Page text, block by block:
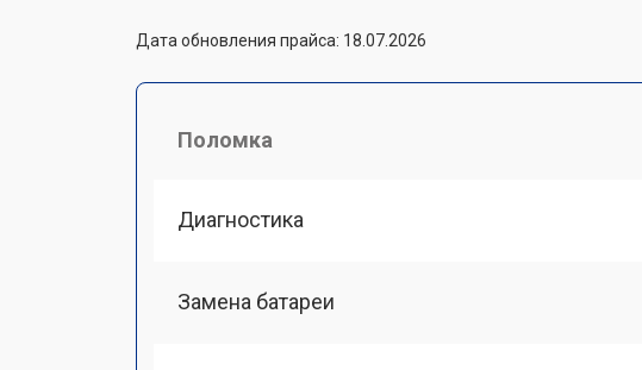
Дата обновления прайса: 18.07.2026
Поломка
Диагностика
Замена батареи